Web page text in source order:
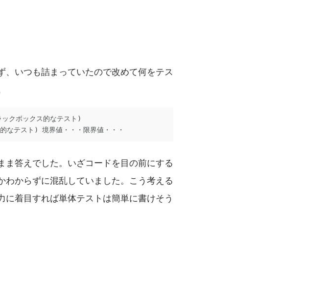
いつも詰まっていたので改めて何をテス
クボックス的なテスト)
テスト) 境界値・・・限界値・・・
答えでした。いざコードを目の前にする
からずに混乱していました。こう考える
着目すれば単体テストは簡単に書けそう